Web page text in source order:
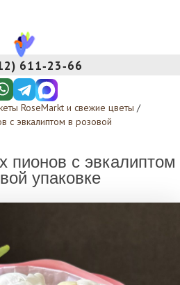
611‑23‑66
RoseMarkt и свежие цветы /
с эвкалиптом в розовой
пионов с эвкалиптом
упаковке